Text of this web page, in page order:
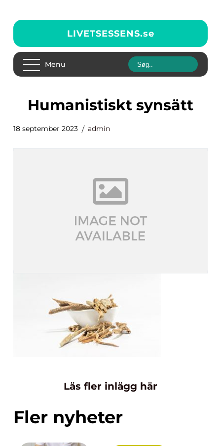
LIVETSESSENS.se
Menu
humanistiskt synsätt
18 september 2023 admin
Läs fler inlägg här
Fler nyheter